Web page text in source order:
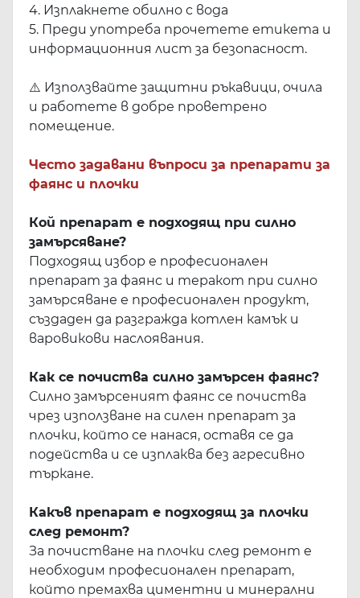
4. Изплакнете обилно с вода
5. Преди употреба прочетете етикета и
информационния лист за безопасност.
⚠️ Използвайте защитни ръкавици, очила
и работете в добре проветрено
помещение.
Често задавани въпроси за препарати за
фаянс и плочки
Кой препарат е подходящ при силно
замърсяване?
Подходящ избор е професионален
препарат за фаянс и теракот при силно
замърсяване е професионален продукт,
създаден да разгражда котлен камък и
варовикови наслоявания.
Как се почиства силно замърсен фаянс?
Силно замърсеният фаянс се почиства
чрез използване на силен препарат за
плочки, който се нанася, оставя се да
подейства и се изплаква без агресивно
търкане.
Какъв препарат е подходящ за плочки
след ремонт?
За почистване на плочки след ремонт е
необходим професионален препарат,
който премахва циментни и минерални